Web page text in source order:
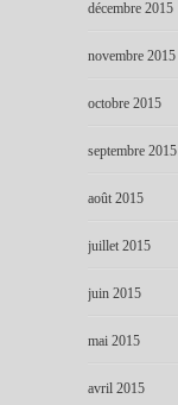
décembre 2015
novembre 2015
octobre 2015
septembre 2015
août 2015
juillet 2015
juin 2015
mai 2015
avril 2015